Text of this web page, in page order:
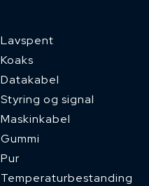
Lavspent
Koaks
Datakabel
Styring og signal
Maskinkabel
Gummi
Pur
Temperaturbestanding